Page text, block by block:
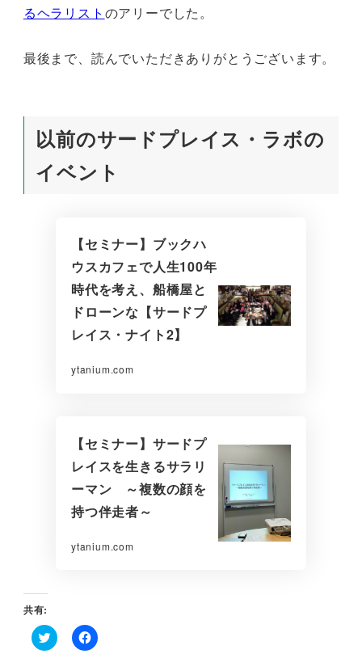
るヘラリスト のアリーでした。
最後まで、読んでいただきありがとうございます。
以前のサードプレイス・ラボの
イベント
【セミナー】ブックハ
ウスカフェで人生100年
時代を考え、船橋屋と
ドローンな【サードプ
レイス・ナイト2】
ytanium.com
【セミナー】サードプ
レイスを生きるサラリ
ーマン ～複数の顔を
持つ伴走者～
ytanium.com
共有:
ク F